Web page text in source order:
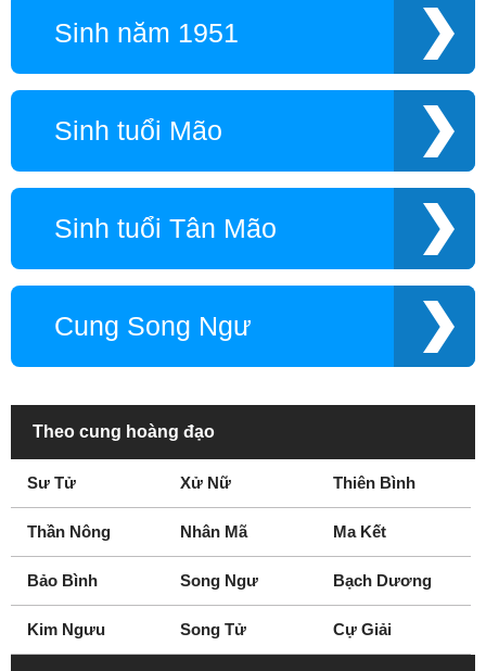
Sinh năm 1951
Sinh tuổi Mão
Sinh tuổi Tân Mão
Cung Song Ngư
Theo cung hoàng đạo
Sư Tử Xử Nữ Thiên Bình
Thần Nông Nhân Mã Ma Kết
Bảo Bình Song Ngư Bạch Dương
Kim Ngưu Song Tử Cự Giải